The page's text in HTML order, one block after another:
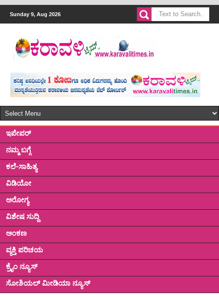
Sunday 9, Aug 2026
ಇಪೇಪರ್
ನಮ್ಮ ಬಗ್ಗೆ
ಕಲೆ-ಸಾಹಿತ್ಯ
ವಿಡಿಯೋ
ಅರೋಗ್ಯ
ವಿಶೇಷ ಸುದ್ದಿ
ಅಂಕಣ
ವ್ಯಕ್ತಿ ಪರಿಚಯ
ಕ್ರೈಂ ನ್ಯೂಸ್
ಸೋಶಿಯಲ್ ಮೀಡಿಯಾ ನ್ಯೂಸ್